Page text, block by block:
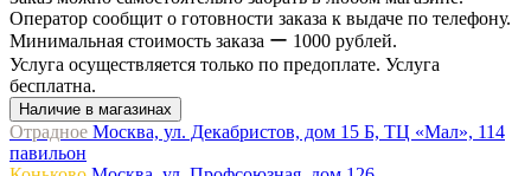
Оператор сообщит о готовности заказа к выдаче по телефону.
Минимальная стоимость заказа ー 1000 рублей.
Услуга осуществляется только по предоплате. Услуга
бесплатна.
Наличие в магазинах
Отрадное Москва, ул. Декабристов, дом 15 Б, ТЦ «Мал», 114
павильон